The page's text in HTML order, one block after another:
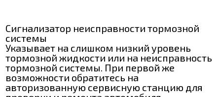
Сигнализатор неисправности тормозной
системы
Указывает на слишком низкий уровень
тормозной жидкости или на неисправность
тормозной системы. При первой же
возможности обратитесь на
авторизованную сервисную станцию для